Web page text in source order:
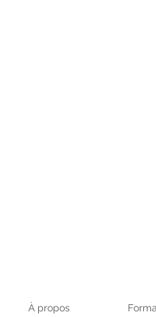
À propos